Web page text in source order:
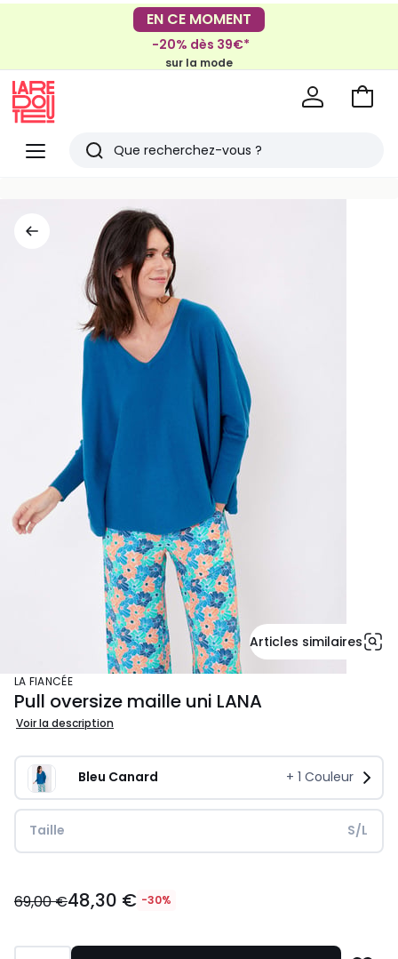
EN CE MOMENT
-20% dès 39€*
sur la mode
Livraison en Locker Mondial Relay
pour vos petits articles
Menu
Redoute
Rechercher
articles
vus
Voir
Articles similaires
LA FIANCÉE
Pull oversize maille uni LANA
Voir la description
Bleu Canard + 1 Couleur
Taille S/L
€
69,00 €48,30 € -30%